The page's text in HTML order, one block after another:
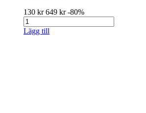
130 kr649 kr-80%
Lägg till